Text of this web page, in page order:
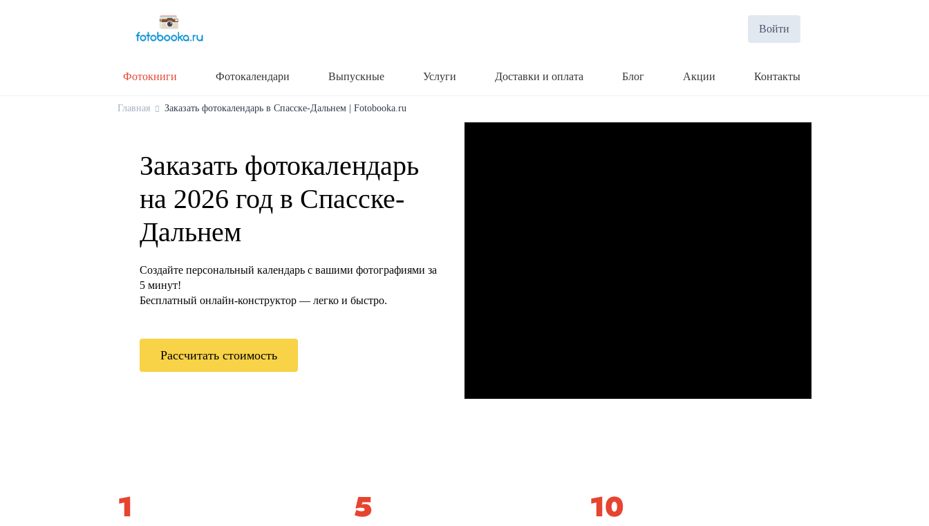
Войти
Фотокниги Фотокалендари Выпускные Услуги Доставки и оплата Блог Акции Контакты
Главная Заказать фотокалендарь в Спасске-Дальнем | Fotobooka.ru
Заказать фотокалендарь
на 2026 год в Спасске-
Дальнем
Создайте персональный календарь с вашими фотографиями за
5 минут!
Бесплатный онлайн-конструктор — легко и быстро.
Рассчитать стоимость